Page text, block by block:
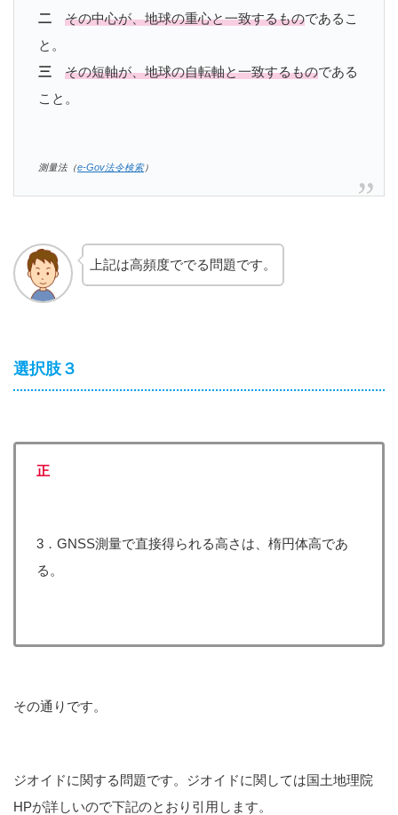
二
その中心が、地球の重心と一致するものであるこ
と。
三
その短軸が、地球の自転軸と一致するものである
こと。
測量法（e-Gov法令検索）
上記は高頻度ででる問題です。
選択肢３
正
3．GNSS測量で直接得られる高さは、楕円体高であ
る。
その通りです。
ジオイドに関する問題です。ジオイドに関しては国土地理院
HPが詳しいので下記のとおり引用します。